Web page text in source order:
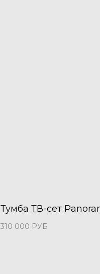
Тумба ТВ-сет
310 000 РУБ